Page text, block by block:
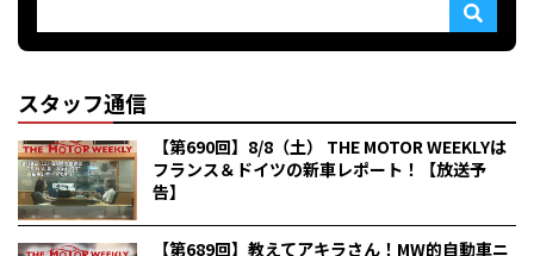
スタッフ通信
【第690回】8/8（土） THE MOTOR WEEKLYは
フランス＆ドイツの新車レポート！【放送予
告】
【第689回】教えてアキラさん！MW的自動車ニ